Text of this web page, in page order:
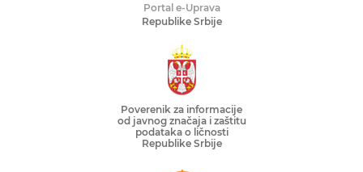
Portal e-Uprava
Republike Srbije
Poverenik za informacije
od javnog značaja i zaštitu
podataka o ličnosti
Republike Srbije